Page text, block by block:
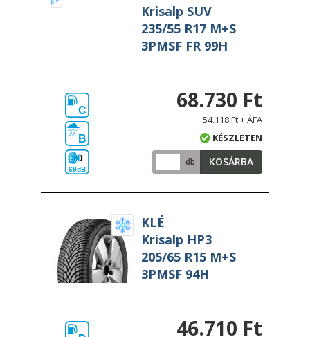
Krisalp SUV
235/55 R17 M+S
3PMSF FR 99H
C
B
69dB
68.730 Ft
54.118 Ft + ÁFA
KÉSZLETEN
db KOSÁRBA
KLÉ
Krisalp HP3
205/65 R15 M+S
3PMSF 94H
46.710 Ft